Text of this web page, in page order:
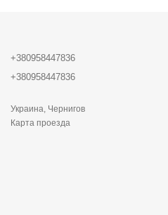
+380958447836
+380958447836
Украина, Чернигов
Карта проезда